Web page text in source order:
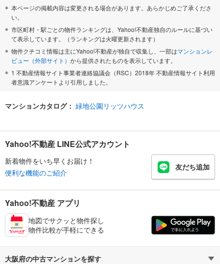
本ページの掲載内容は変更される場合があります。あらかじめご了承くださ
い。
市区町村・駅ごとの物件ランキングは、Yahoo!不動産独自のルールに基づい
て表示しています。（ランキングは火曜更新されます）
物件クチコミ情報は主にYahoo!不動産が独自で収集し、一部はマンションレ
ビュー（外部サイト） から提供されたものを表示しています。
1 不動産情報サイト事業者連絡協議会（RSC）2018年 不動産情報サイト利用
者意識アンケートより引用しました。
マンションカタログ： 緑地公園リッツハウス
Yahoo!不動産 LINE公式アカウント
新着物件をいち早くお届け！
便利な機能のご紹介
友だち追加
Yahoo!不動産 アプリ
地図でサクッと物件探し
物件比較が手軽にできる
大阪府の中古マンションを探す